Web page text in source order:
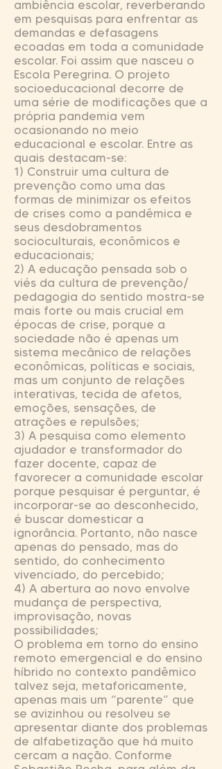
ambiência escolar, reverberando
em pesquisas para enfrentar as
demandas e defasagens
ecoadas em toda a comunidade
escolar. Foi assim que nasceu o
Escola Peregrina. O projeto
socioeducacional decorre de
uma série de modificações que a
própria pandemia vem
ocasionando no meio
educacional e escolar. Entre as
quais destacam-se:
1) Construir uma cultura de
prevenção como uma das
formas de minimizar os efeitos
de crises como a pandêmica e
seus desdobramentos
socioculturais, econômicos e
educacionais;
2) A educação pensada sob o
viés da cultura de prevenção/
pedagogia do sentido mostra-se
mais forte ou mais crucial em
épocas de crise, porque a
sociedade não é apenas um
sistema mecânico de relações
econômicas, políticas e sociais,
mas um conjunto de relações
interativas, tecida de afetos,
emoções, sensações, de
atrações e repulsões;
3) A pesquisa como elemento
ajudador e transformador do
fazer docente, capaz de
favorecer a comunidade escolar
porque pesquisar é perguntar, é
incorporar-se ao desconhecido,
é buscar domesticar a
ignorância. Portanto, não nasce
apenas do pensado, mas do
sentido, do conhecimento
vivenciado, do percebido;
4) A abertura ao novo envolve
mudança de perspectiva,
improvisação, novas
possibilidades;
O problema em torno do ensino
remoto emergencial e do ensino
híbrido no contexto pandêmico
talvez seja, metaforicamente,
apenas mais um “parente” que
se avizinhou ou resolveu se
apresentar diante dos problemas
de alfabetização que há muito
cercam a nação. Conforme